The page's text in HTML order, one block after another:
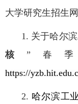
大学研究生招生网
1. 关于哈尔
核 ”春
https://
2. 哈尔滨工